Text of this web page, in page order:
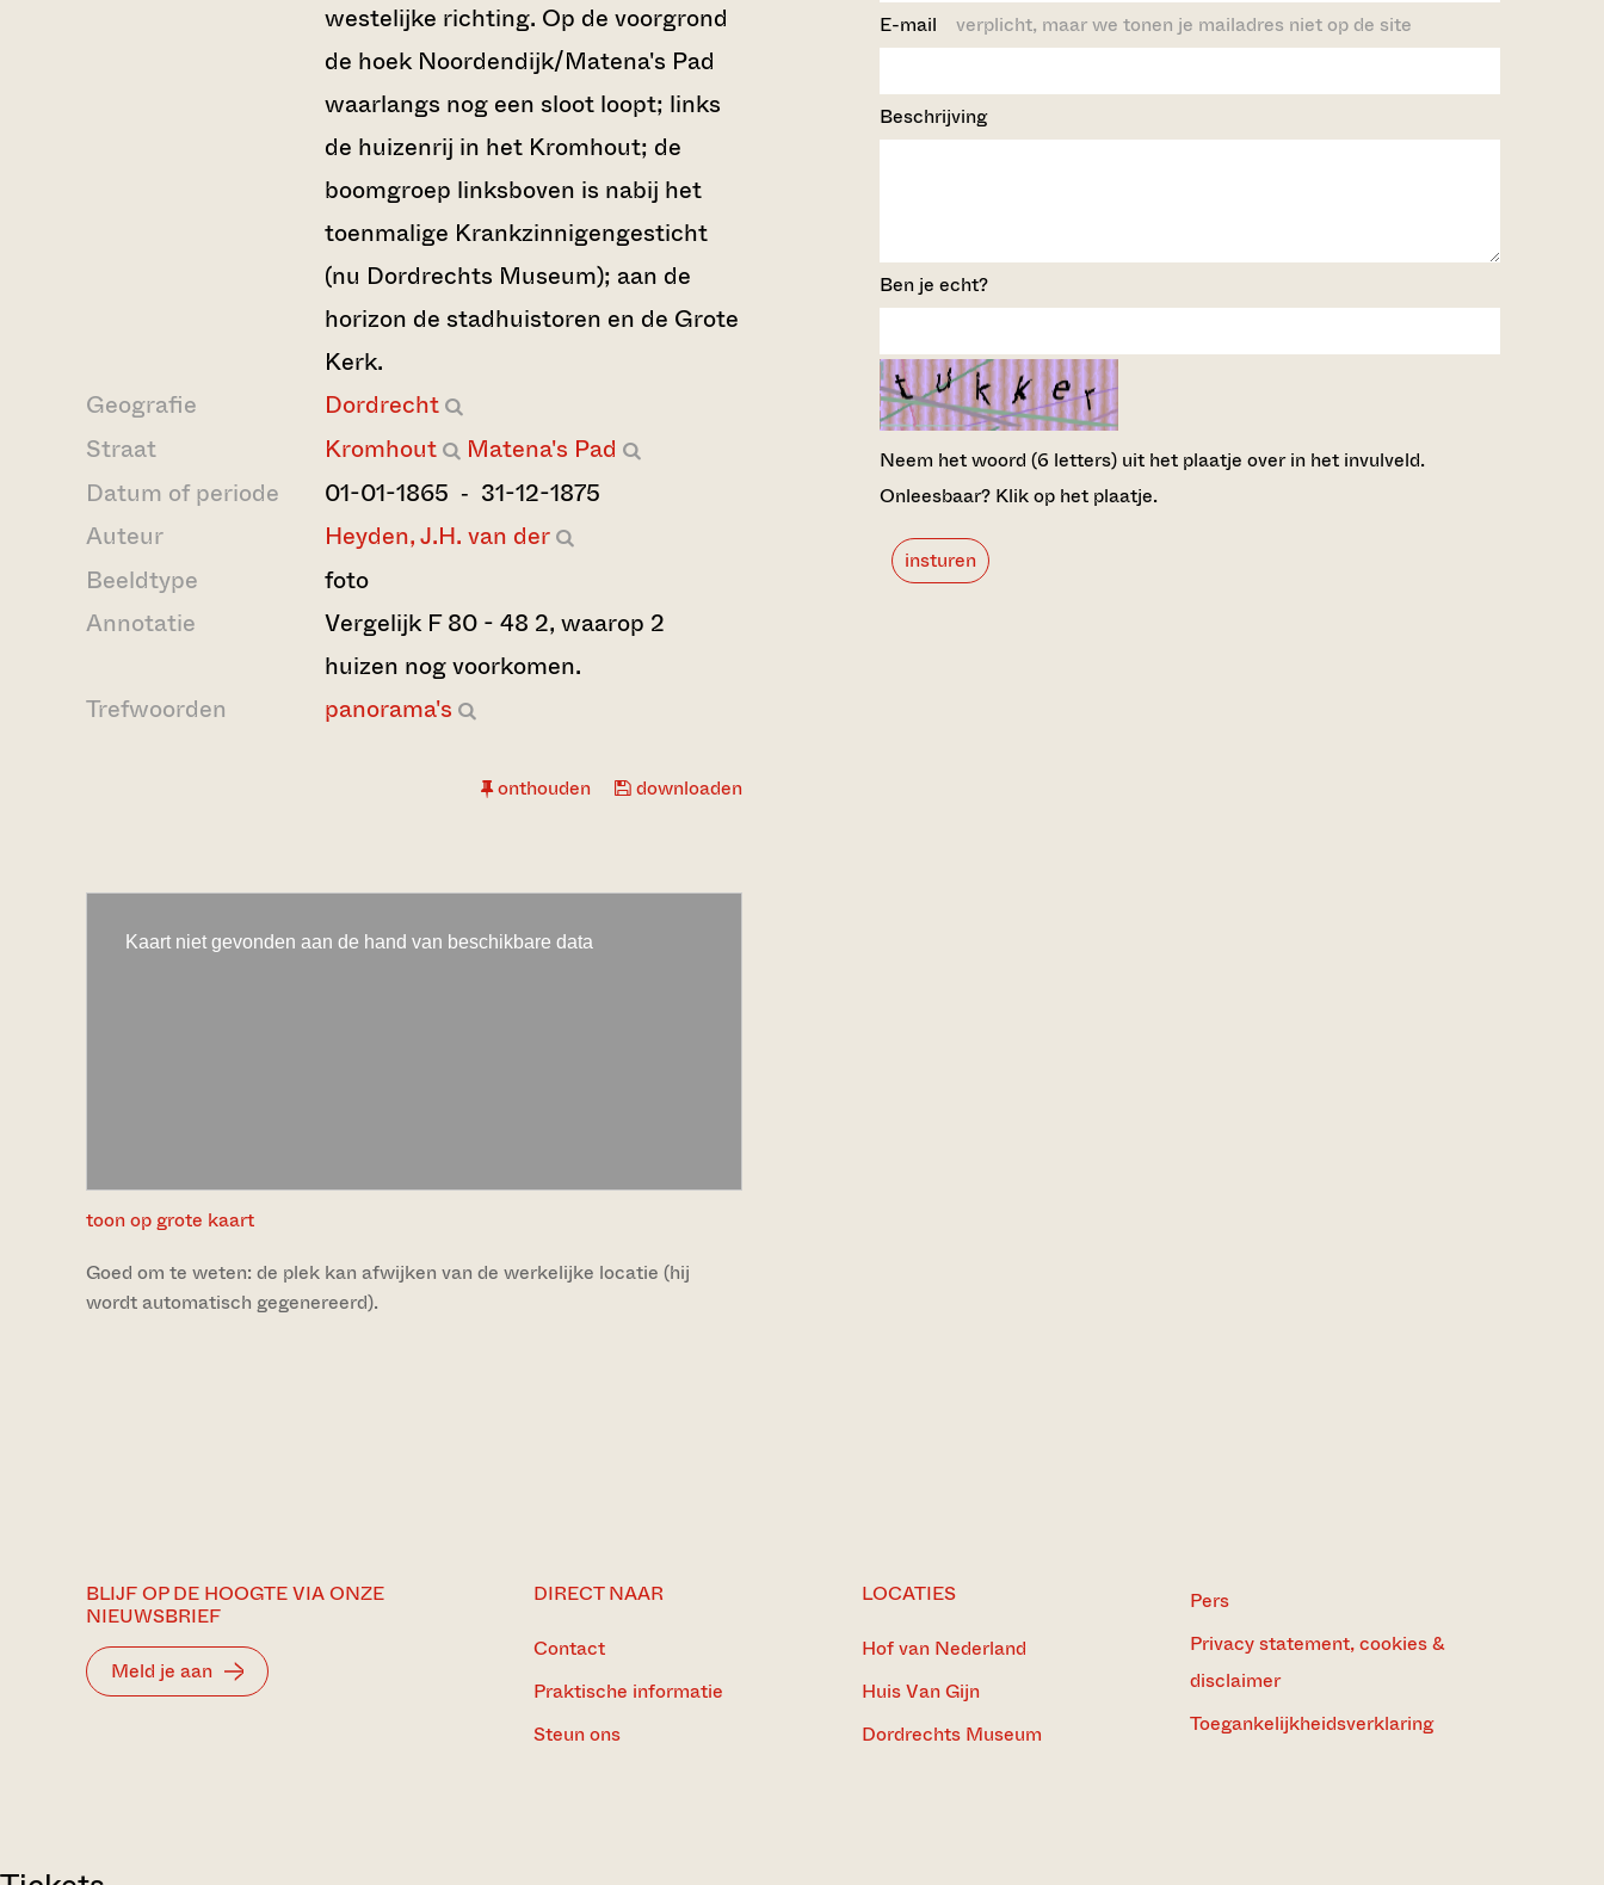
westelijke richting. Op de voorgrond
de hoek Noordendijk/Matena's Pad
waarlangs nog een sloot loopt; links
de huizenrij in het Kromhout; de
boomgroep linksboven is nabij het
toenmalige Krankzinnigengesticht
(nu Dordrechts Museum); aan de
horizon de stadhuistoren en de Grote
Kerk.
Geografie
Dordrecht
Straat
Kromhout
Matena's Pad
Datum of periode
01-01-1865 ‐ 31-12-1875
Auteur
Heyden, J.H. van der
Beeldtype
foto
Annotatie
Vergelijk F 80 - 48 2, waarop 2
huizen nog voorkomen.
Trefwoorden
panorama's
onthouden downloaden
toon op grote kaart
Goed om te weten: de plek kan afwijken van de werkelijke locatie (hij
wordt automatisch gegenereerd).
E-mail verplicht, maar we tonen je mailadres niet op de site
Beschrijving
Ben je echt?
Neem het woord (6 letters) uit het plaatje over in het invulveld.
Onleesbaar? Klik op het plaatje.
insturen
BLIJF OP DE HOOGTE VIA ONZE
NIEUWSBRIEF
Meld je aan
DIRECT NAAR
Contact
Praktische informatie
Steun ons
LOCATIES
Hof van Nederland
Huis Van Gijn
Dordrechts Museum
Pers
Privacy statement, cookies &
disclaimer
Toegankelijkheidsverklaring